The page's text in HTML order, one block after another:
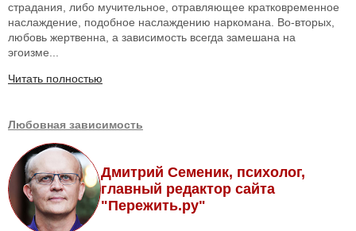
страдания, либо мучительное, отравляющее кратковременное
наслаждение, подобное наслаждению наркомана. Во-вторых,
любовь жертвенна, а зависимость всегда замешана на
эгоизме...
Читать полностью
Любовная зависимость
Дмитрий Семеник, психолог,
главный редактор сайта
"Пережить.ру"